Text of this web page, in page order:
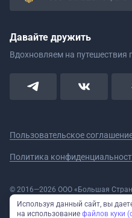
Давайте дружить
Вдохновляем на путешествия
Пользовательское
Политика
© 2016—2026 ООО «Большая
5908078160/590801001 ОГРН
Номер в реестре Роскомнадзора
Используя данный сайт, вы
на использование файлов куки